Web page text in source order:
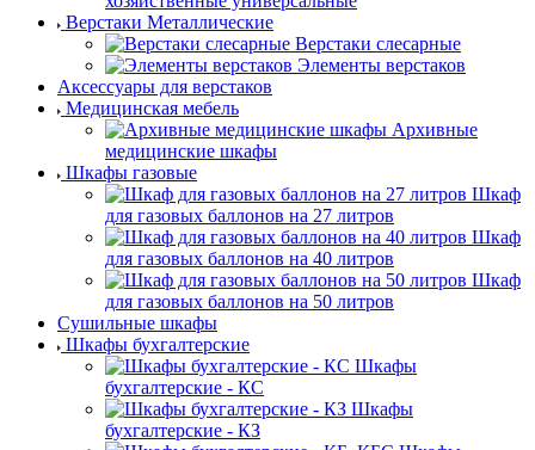
Верстаки Металлические
Верстаки слесарные
Элементы верстаков
Аксессуары для верстаков
Медицинская мебель
Архивные
медицинские шкафы
Шкафы газовые
Шкаф
для газовых баллонов на 27 литров
Шкаф
для газовых баллонов на 40 литров
Шкаф
для газовых баллонов на 50 литров
Сушильные шкафы
Шкафы бухгалтерские
Шкафы
бухгалтерские - КС
Шкафы
бухгалтерские - КЗ